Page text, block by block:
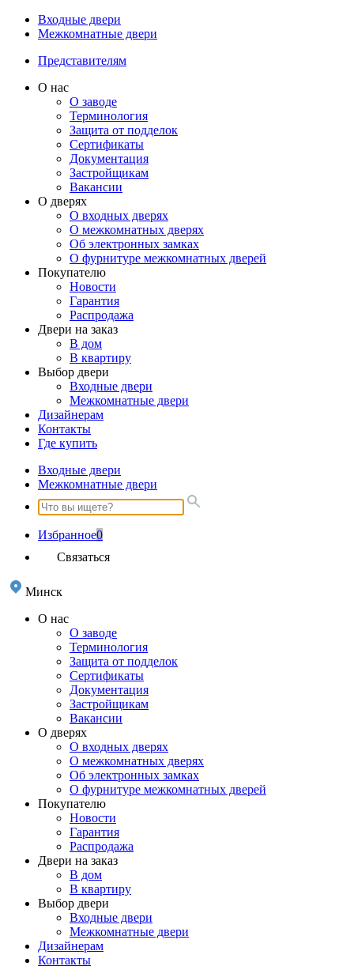
Входные двери
Межкомнатные двери
Представителям
О нас
О заводе
Терминология
Защита от подделок
Сертификаты
Документация
Застройщикам
Вакансии
О дверях
О входных дверях
О межкомнатных дверях
Об электронных замках
О фурнитуре межкомнатных дверей
Покупателю
Новости
Гарантия
Распродажа
Двери на заказ
В дом
В квартиру
Выбор двери
Входные двери
Межкомнатные двери
Дизайнерам
Контакты
Где купить
Входные двери
Межкомнатные двери
Избранное0
Связаться
Минск
О нас
О заводе
Терминология
Защита от подделок
Сертификаты
Документация
Застройщикам
Вакансии
О дверях
О входных дверях
О межкомнатных дверях
Об электронных замках
О фурнитуре межкомнатных дверей
Покупателю
Новости
Гарантия
Распродажа
Двери на заказ
В дом
В квартиру
Выбор двери
Входные двери
Межкомнатные двери
Дизайнерам
Контакты